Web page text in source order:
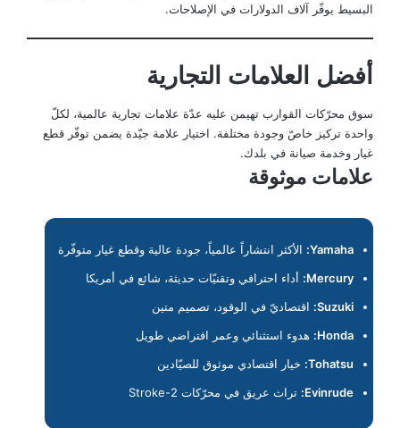
البسيط يوفّر آلاف الدولارات في الإصلاحات.
أفضل العلامات التجارية
سوق محرّكات القوارب تهيمن عليه عدّة علامات تجارية عالمية، لكلّ
واحدة تركيز خاصّ وجودة مختلفة. اختيار علامة جيّدة يضمن توفّر قطع
غيار وخدمة صيانة في بلدك.
علامات موثوقة
Yamaha: الأكثر انتشاراً عالمياً، جودة عالية وقطع غيار متوفّرة
Mercury:
أداء احترافي وتقنيّات حديثة، شائع في أمريكا
Suzuki: اقتصاديّ في الوقود، تصميم متين
Honda:
هدوء استثنائي وعمر افتراضي طويل
Tohatsu: خيار اقتصادي موثوق للصيّادين
Evinrude: تراث عريق في محرّكات 2-Stroke